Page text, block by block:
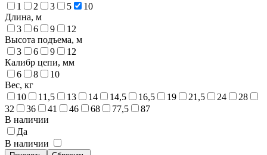
1
2 3 5
10
Длина, м
3
6 9
12
Высота подъема, м
3
6 9
12
Калибр цепи, мм
6
8
10
Вес, кг
10
11,5 13 14 14,5 16,5 19 21,5 24
28
32
36 41 46 68 77,5
87
В наличии
Да
В наличии